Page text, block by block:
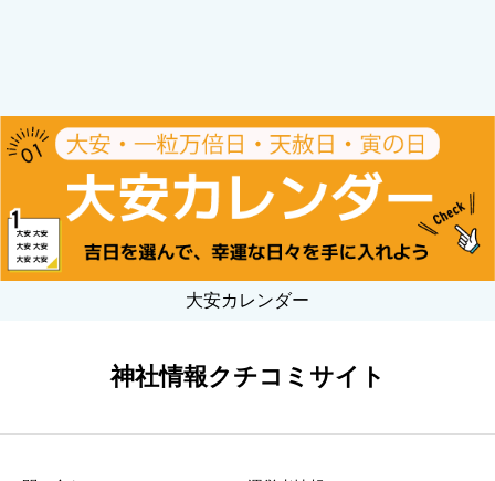
大安カレンダー
神社情報クチコミサイト